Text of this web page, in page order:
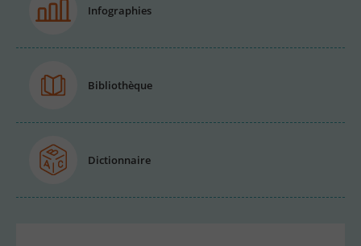
Infographies
Bibliothèque
Dictionnaire